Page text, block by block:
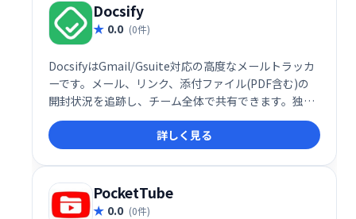
Docsify
0.0 (0件)
DocsifyはGmail/Gsuite対応の高度なメールトラッカ
ーです。メール、リンク、添付ファイル(PDF含む)の
開封状況を追跡し、チーム全体で共有できます。独自
のテキストショートカットでテンプレートを作成、チ
ームメンバーの生産性も把握可能です。過払いなしで
利用でき、チームワークの向上と業務効率化を支援し
ます。
詳しく見る
PocketTube
0.0 (0件)